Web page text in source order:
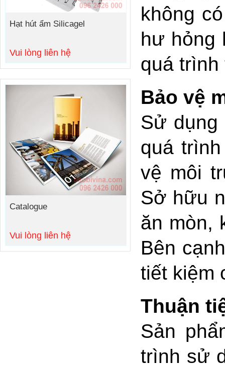
Hạt hút ẩm Silicagel
Vui lòng liên hệ
Catalogue
Vui lòng liên hệ
không
hư hỏng
quá
Bảo vệ
Sử dụng
quá
vệ môi
Sở hữu
ăn mòn,
Bên
tiết kiệm
Thuận
Sản
trình sử